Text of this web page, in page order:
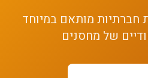
חברתיות מותאם במיוחד
של מחסנים